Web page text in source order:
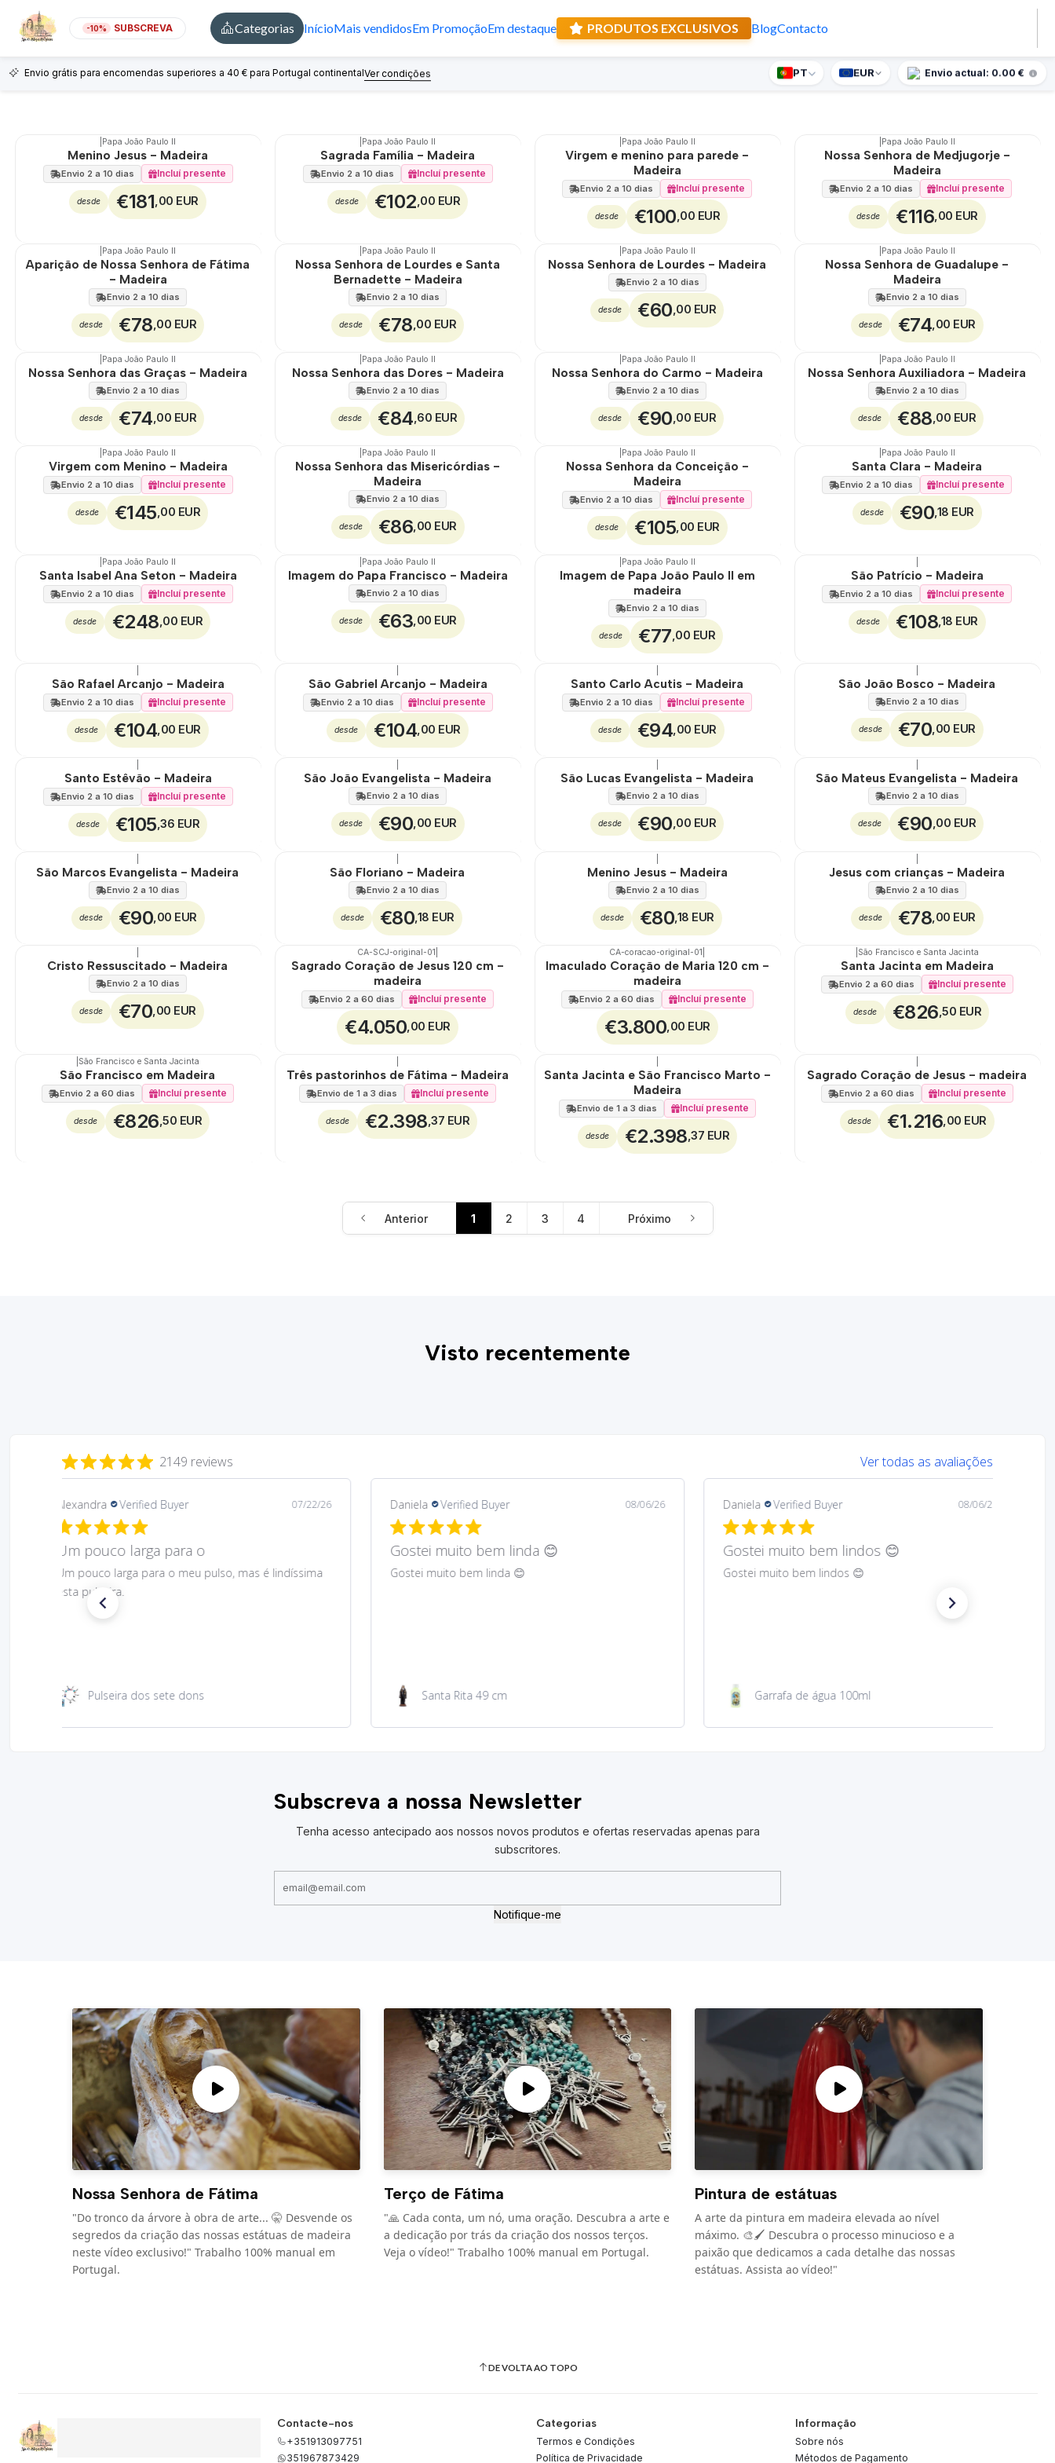
-10% SUBSCREVA Categorias InícioMais vendidosEm PromoçãoEm destaque PRODUTOS EXCLUSIVOS BlogContacto
Envio grátis para encomendas superiores a 40 € para Portugal continentalVer condições Recebe presente supresa para encomendas superiores a 90€
PT EUR Envio actual: 0.00 €
Estátuas de Santos católicos em madeira Filtros
Papa João Paulo II
Menino Jesus - Madeira
Envio 2 a 10 dias Incluí presente
desde €181 ,00 EUR
Papa João Paulo II
Sagrada Família - Madeira
Envio 2 a 10 dias Incluí presente
desde €102 ,00 EUR
Papa João Paulo II
Virgem e menino para parede -
Madeira
Envio 2 a 10 dias Incluí presente
desde €100 ,00 EUR
Papa João Paulo II
Nossa Senhora de Medjugorje -
Madeira
Envio 2 a 10 dias Incluí presente
desde €116 ,00 EUR
Papa João Paulo II
Aparição de Nossa Senhora de Fátima
- Madeira
Envio 2 a 10 dias
desde €78 ,00 EUR
Papa João Paulo II
Nossa Senhora de Lourdes e Santa
Bernadette - Madeira
Envio 2 a 10 dias
desde €78 ,00 EUR
Papa João Paulo II
Nossa Senhora de Lourdes - Madeira
Envio 2 a 10 dias
desde €60 ,00 EUR
Papa João Paulo II
Nossa Senhora de Guadalupe -
Madeira
Envio 2 a 10 dias
desde €74 ,00 EUR
Papa João Paulo II
Nossa Senhora das Graças - Madeira
Envio 2 a 10 dias
desde €74 ,00 EUR
Papa João Paulo II
Nossa Senhora das Dores - Madeira
Envio 2 a 10 dias
desde €84 ,60 EUR
Papa João Paulo II
Nossa Senhora do Carmo - Madeira
Envio 2 a 10 dias
desde €90 ,00 EUR
Papa João Paulo II
Nossa Senhora Auxiliadora - Madeira
Envio 2 a 10 dias
desde €88 ,00 EUR
Papa João Paulo II
Virgem com Menino - Madeira
Envio 2 a 10 dias Incluí presente
desde €145 ,00 EUR
Papa João Paulo II
Nossa Senhora das Misericórdias -
Madeira
Envio 2 a 10 dias
desde €86 ,00 EUR
Papa João Paulo II
Nossa Senhora da Conceição -
Madeira
Envio 2 a 10 dias Incluí presente
desde €105 ,00 EUR
Papa João Paulo II
Santa Clara - Madeira
Envio 2 a 10 dias Incluí presente
desde €90 ,18 EUR
Papa João Paulo II
Santa Isabel Ana Seton - Madeira
Envio 2 a 10 dias Incluí presente
desde €248 ,00 EUR
Papa João Paulo II
Imagem do Papa Francisco - Madeira
Envio 2 a 10 dias
desde €63 ,00 EUR
Papa João Paulo II
Imagem de Papa João Paulo II em
madeira
Envio 2 a 10 dias
desde €77 ,00 EUR
São Patrício - Madeira
Envio 2 a 10 dias Incluí presente
desde €108 ,18 EUR
São Rafael Arcanjo - Madeira
Envio 2 a 10 dias Incluí presente
desde €104 ,00 EUR
São Gabriel Arcanjo - Madeira
Envio 2 a 10 dias Incluí presente
desde €104 ,00 EUR
Santo Carlo Acutis - Madeira
Envio 2 a 10 dias Incluí presente
desde €94 ,00 EUR
São João Bosco - Madeira
Envio 2 a 10 dias
desde €70 ,00 EUR
Santo Estêvão - Madeira
Envio 2 a 10 dias Incluí presente
desde €105 ,36 EUR
São João Evangelista - Madeira
Envio 2 a 10 dias
desde €90 ,00 EUR
São Lucas Evangelista - Madeira
Envio 2 a 10 dias
desde €90 ,00 EUR
São Mateus Evangelista - Madeira
Envio 2 a 10 dias
desde €90 ,00 EUR
São Marcos Evangelista - Madeira
Envio 2 a 10 dias
desde €90 ,00 EUR
São Floriano - Madeira
Envio 2 a 10 dias
desde €80 ,18 EUR
Menino Jesus - Madeira
Envio 2 a 10 dias
desde €80 ,18 EUR
Jesus com crianças - Madeira
Envio 2 a 10 dias
desde €78 ,00 EUR
Cristo Ressuscitado - Madeira
Envio 2 a 10 dias
desde €70 ,00 EUR
🇵🇹
EXCLUSIVO
CA-SCJ-original-01
Sagrado Coração de Jesus 120 cm -
madeira
Envio 2 a 60 dias Incluí presente
€4.050 ,00 EUR
🇵🇹
EXCLUSIVO
CA-coracao-original-01
Imaculado Coração de Maria 120 cm -
madeira
Envio 2 a 60 dias Incluí presente
€3.800 ,00 EUR
São Francisco e Santa Jacinta
Santa Jacinta em Madeira
Envio 2 a 60 dias Incluí presente
desde €826 ,50 EUR
São Francisco e Santa Jacinta
São Francisco em Madeira
Envio 2 a 60 dias Incluí presente
desde €826 ,50 EUR
🇵🇹
EXCLUSIVO
Três pastorinhos de Fátima - Madeira
Envio de 1 a 3 dias Incluí presente
desde €2.398 ,37 EUR
Santa Jacinta e São Francisco Marto -
Madeira
Envio de 1 a 3 dias Incluí presente
desde €2.398 ,37 EUR
🇵🇹
Sagrado Coração de Jesus - madeira
Envio 2 a 60 dias Incluí presente
desde €1.216 ,00 EUR
Anterior 1 2 3 4 Próximo
Visto recentemente
2149 reviews Ver todas as avaliações
Daniela Verified Buyer 08/06/26
Gostei muito bem linda 😊
Gostei muito bem linda 😊
Santa Rita 49 cm
Daniela Verified Buyer 08/06/26
Gostei muito bem lindos 😊
Gostei muito bem lindos 😊
Garrafa de água 100ml
Mary Verified Buyer 08/05/26
Hard to find Saint
Absolutely wonderful!
São Jacinto 23 cm
Subscreva a nossa Newsletter
Tenha acesso antecipado aos nossos novos produtos e ofertas reservadas apenas para
subscritores.
Notifique-me
Nossa Senhora de Fátima
"Do tronco da árvore à obra de arte... 🤫 Desvende os
segredos da criação das nossas estátuas de madeira
neste vídeo exclusivo!" Trabalho 100% manual em
Portugal.
Terço de Fátima
"🙏 Cada conta, um nó, uma oração. Descubra a arte e
a dedicação por trás da criação dos nossos terços.
Veja o vídeo!" Trabalho 100% manual em Portugal.
Pintura de estátuas
A arte da pintura em madeira elevada ao nível
máximo. 🎨🖌️ Descubra o processo minucioso e a
paixão que dedicamos a cada detalhe das nossas
estátuas. Assista ao vídeo!"
DE VOLTA AO TOPO
Contacte-nos
+351913097751
351967873429
Categorias
Termos e Condições
Política de Privacidade
Informação
Sobre nós
Métodos de Pagamento